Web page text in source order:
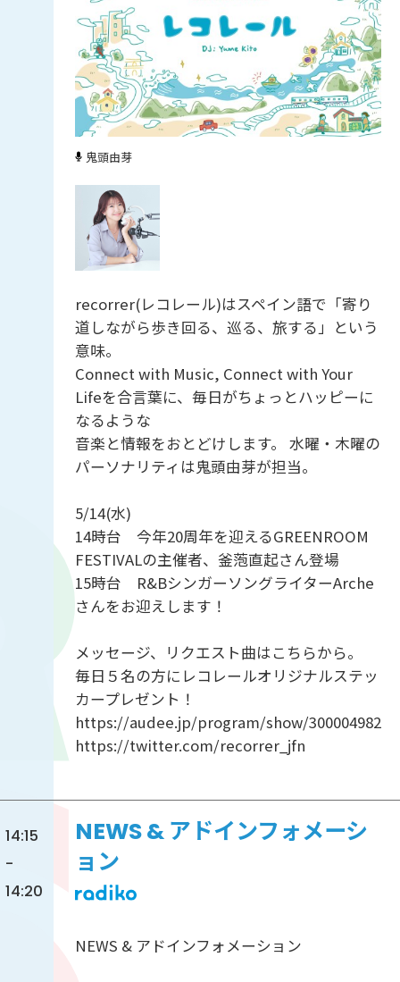
鬼頭由芽
recorrer(レコレール)はスペイン語で「寄り
道しながら歩き回る、巡る、旅する」という
意味。
Connect with Music, Connect with Your
Lifeを合言葉に、毎日がちょっとハッピーに
なるような
音楽と情報をおとどけします。 水曜・木曜の
パーソナリティは鬼頭由芽が担当。
5/14(水)
14時台 今年20周年を迎えるGREENROOM
FESTIVALの主催者、釜萢直起さん登場
15時台 R&BシンガーソングライターArche
さんをお迎えします！
メッセージ、リクエスト曲はこちらから。
毎日５名の方にレコレールオリジナルステッ
カープレゼント！
https://audee.jp/program/show/300004982
https://twitter.com/recorrer_jfn
14:15
-
14:20
NEWS & アドインフォメーシ
ョン
NEWS & アドインフォメーション